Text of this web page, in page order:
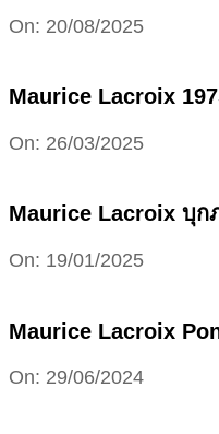
2025-
On: 20/08/2025
Maurice Lacroix
2025-
On: 26/03/2025
Maurice Lacroix บุก
2025-
On: 19/01/2025
Maurice Lacroix
2024-
On: 29/06/2024